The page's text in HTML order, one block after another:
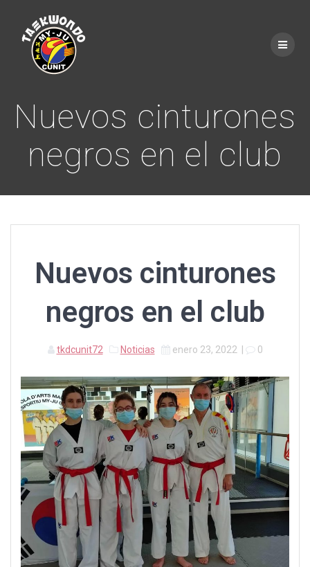
Nuevos cinturones
negros en el club
Nuevos cinturones
negros en el club
tkdcunit72 Noticias enero 23, 2022| 0